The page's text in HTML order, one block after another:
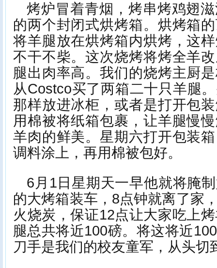
烤炉冒着青烟，烤串烤鸡翅
的两个封闭式烘烤箱。烘烤箱
将羊腿放在烘烤箱内烘烤，这
不干不柴。这次烧烤将烤全羊
腿出肉率高。我们的烧烤主厨
从Costco买了两箱二十只羊腿
那样放进冰柜，或者是打开包
用棉被将纸箱包裹，让羊腿慢
羊肉的鲜美。星期六打开包装
调料涂上，再用棉被包好。
6月1日星期天一早他就将腌
的大烤箱装车，8点钟就离了家
火烧炭，保证12点让大家吃上
腿总共将近100磅。将这将近
刀手是我们的校友童军，从头切